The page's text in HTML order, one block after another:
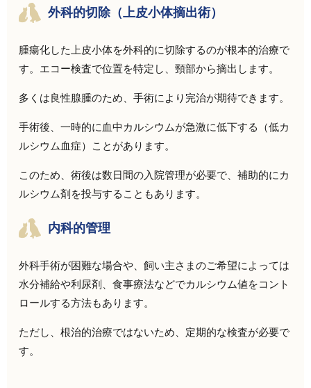
外科的切除（上皮小体摘出術）
腫瘍化した上皮小体を外科的に切除するのが根本的治療で
す。 エコー検査で位置を特定し、頸部から摘出します。
多くは良性腺腫のため、手術により完治が期待できます。
手術後、一時的に血中カルシウムが急激に低下する（低カ
ルシウム血症）ことがあります。
このため、術後は数日間の入院管理が必要で、補助的にカ
ルシウム剤を投与することもあります。
内科的管理
外科手術が困難な場合や、飼い主さまのご希望によっては
水分補給や利尿剤、食事療法などでカルシウム値をコント
ロールする方法もあります。
ただし、根治的治療ではないため、定期的な検査が必要で
す。